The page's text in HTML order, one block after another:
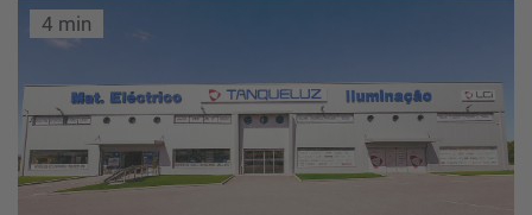
4 min